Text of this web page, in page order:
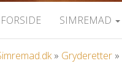
FORSIDE SIMREMAD
» Gryderetter »